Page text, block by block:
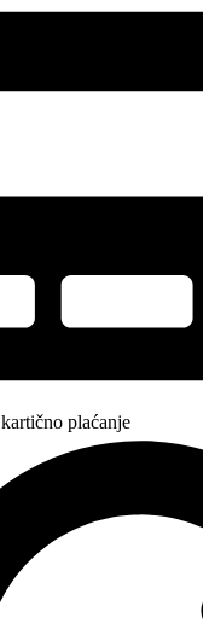
plaćanje